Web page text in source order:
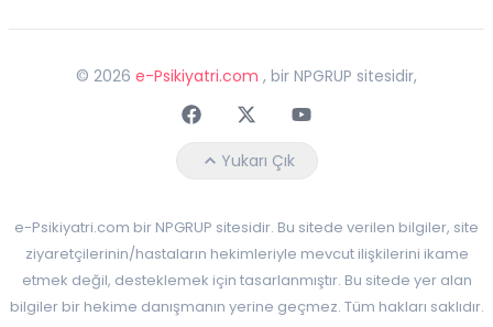
© 2026 e-Psikiyatri.com , bir NPGRUP sitesidir,
FaceebokTwitterYoutube
Yukarı Çık
e-Psikiyatri.com bir NPGRUP sitesidir. Bu sitede verilen bilgiler, site
ziyaretçilerinin/hastaların hekimleriyle mevcut ilişkilerini ikame
etmek değil, desteklemek için tasarlanmıştır. Bu sitede yer alan
bilgiler bir hekime danışmanın yerine geçmez. Tüm hakları saklıdır.